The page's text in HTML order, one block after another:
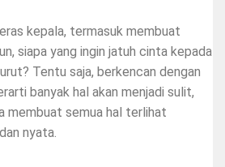
kepala, termasuk membuat
siapa yang ingin jatuh cinta kepada
Tentu saja, berkencan dengan
banyak hal akan menjadi sulit,
membuat semua hal terlihat
nyata.